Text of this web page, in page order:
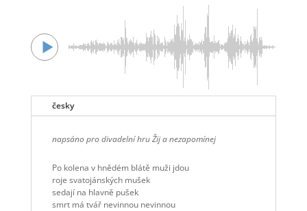
česky
napsáno pro divadelní hru Žij a nezapomínej
Po kolena v hnědém blátě muži jdou
roje svatojánských mušek
sedají na hlavně pušek
smrt má tvář nevinnou nevinnou